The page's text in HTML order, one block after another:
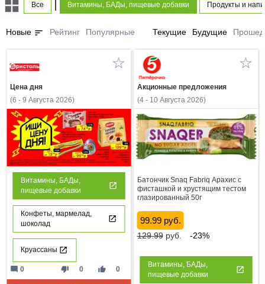
Все Витамины, БАДы, пищевые добавки Продукты и
Новые sort Рейтинг Популярные Текущие Будущие
Цена дня
(6 - 9 Августа 2026)
Витамины, БАДы,
пищевые добавки
Конфеты, мармелад,
шоколад
Круассаны
thumb_down 0 thumb_up 0
mode_comment 0
Акционные предложения
(4 - 10 Августа 2026)
Батончик Snaq Fabriq Арахис с
фисташкой и хрустящим тестом
глазированный 50г
99.99 руб.
129.99руб. -23%
Витамины, БАДы,
пищевые добавки